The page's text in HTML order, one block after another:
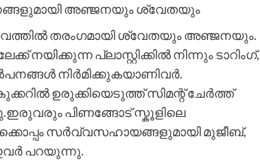
അഞ്ജനയും ശ്വേതയും
തരംഗമായി ശ്വേതയും അഞ്ജനയും.
പ്ലാസ്റ്റിക്കിൽ നിന്നും ടാറിംഗ്,
നിർമിക്കുകയാണിവർ.
ഉരുക്കിയെടുത്ത് സിമന്റ് ചേർത്ത്
പിണങ്ങോട് സ്കൂളിലെ
സർവ്വസഹായങ്ങളുമായി മുജീബ്,
പറയുന്നു.